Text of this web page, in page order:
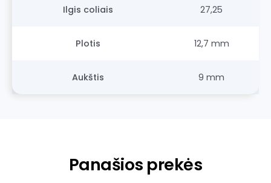
Ilgis coliais 27,25
Plotis 12,7 mm
Aukštis 9 mm
Panašios prekės